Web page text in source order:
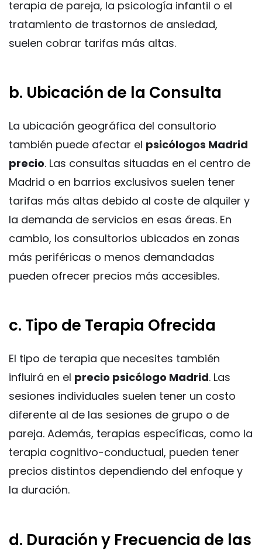
terapia de pareja, la psicología infantil o el
tratamiento de trastornos de ansiedad,
suelen cobrar tarifas más altas.
b. Ubicación de la Consulta
La ubicación geográfica del consultorio
también puede afectar el psicólogos Madrid
precio. Las consultas situadas en el centro de
Madrid o en barrios exclusivos suelen tener
tarifas más altas debido al coste de alquiler y
la demanda de servicios en esas áreas. En
cambio, los consultorios ubicados en zonas
más periféricas o menos demandadas
pueden ofrecer precios más accesibles.
c. Tipo de Terapia Ofrecida
El tipo de terapia que necesites también
influirá en el precio psicólogo Madrid. Las
sesiones individuales suelen tener un costo
diferente al de las sesiones de grupo o de
pareja. Además, terapias específicas, como la
terapia cognitivo-conductual, pueden tener
precios distintos dependiendo del enfoque y
la duración.
d. Duración y Frecuencia de las